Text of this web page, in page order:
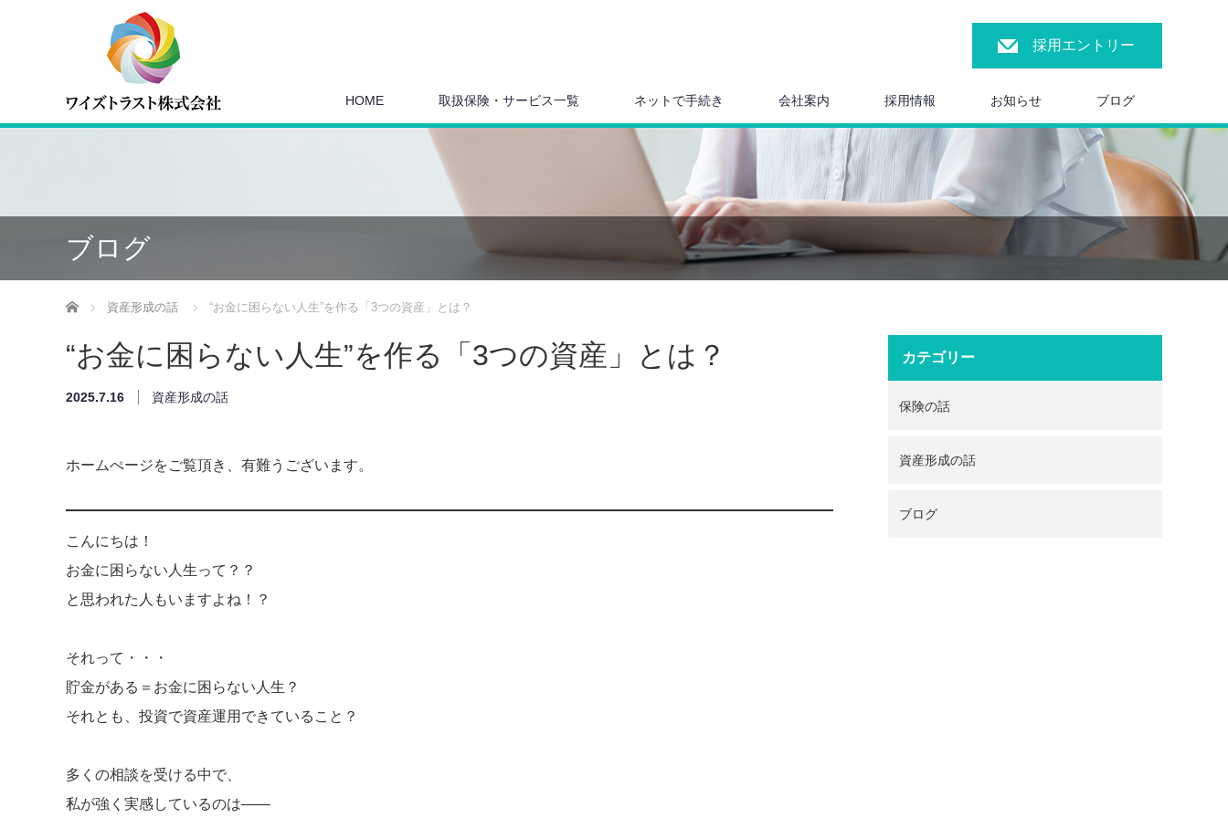
採用エントリー
HOME 取扱保険・サービス一覧 ネットで手続き 会社案内 採用情報 お知らせ ブログ
ブログ
ホーム 資産形成の話 “お金に困らない人生”を作る「3つの資産」とは？
“お金に困らない人生”を作る「3つの資産」とは？
2025.7.16 資産形成の話
ホームぺージをご覧頂き、有難うございます。
こんにちは！
お金に困らない人生って？？
と思われた人もいますよね！？
それって・・・
貯金がある＝お金に困らない人生？
それとも、投資で資産運用できていること？
多くの相談を受ける中で、
私が強く実感しているのは——
カテゴリー
保険の話
資産形成の話
ブログ